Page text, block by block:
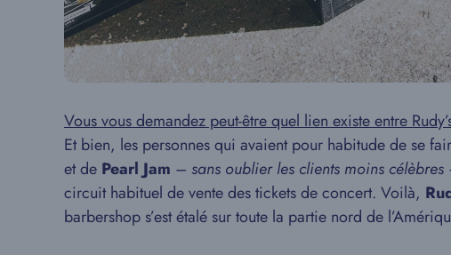
Vous vous demandez peut-être quel lien existe entre
Et bien, les personnes qui avaient pour habitude de se
et de Pearl Jam – sans oublier les clients moins célèbres
circuit habituel de vente des tickets de concert. Voilà,
barbershop s’est étalé sur toute la partie nord de